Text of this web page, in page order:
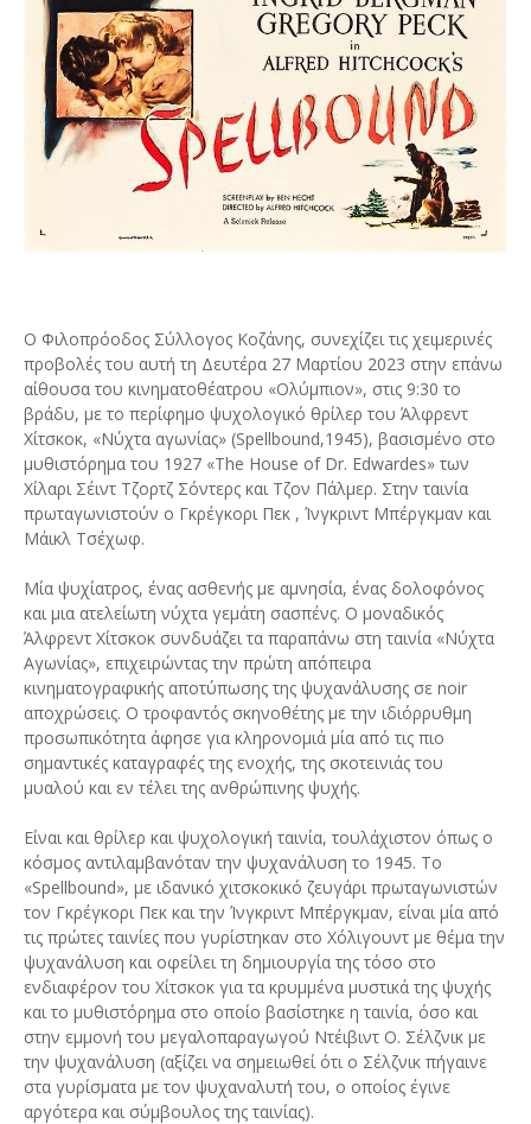
Ο Φιλοπρόοδος Σύλλογος Κοζάνης, συνεχίζει τις χειμερινές
προβολές του αυτή τη Δευτέρα 27 Μαρτίου 2023 στην επάνω
αίθουσα του κινηματοθέατρου «Ολύμπιον», στις 9:30 το
βράδυ, με το περίφημο ψυχολογικό θρίλερ του Άλφρεντ
Χίτσκοκ, « Νύχτα αγωνίας» ( Spellbound,1945), βασισμένο στο
μυθιστόρημα του 1927 «The House of Dr. Edwardes» των
Χίλαρι Σέιντ Τζορτζ Σόντερς και Τζον Πάλμερ. Στην ταινία
πρωταγωνιστούν ο Γκρέγκορι Πεκ , Ίνγκριντ Μπέργκμαν και
Μάικλ Τσέχωφ.
Μία ψυχίατρος, ένας ασθενής με αμνησία, ένας δολοφόνος
και μια ατελείωτη νύχτα γεμάτη σασπένς. Ο μοναδικός
Άλφρεντ Χίτσκοκ συνδυάζει τα παραπάνω στη ταινία «Νύχτα
Αγωνίας», επιχειρώντας την πρώτη απόπειρα
κινηματογραφικής αποτύπωσης της ψυχανάλυσης σε noir
αποχρώσεις. Ο τροφαντός σκηνοθέτης με την ιδιόρρυθμη
προσωπικότητα άφησε για κληρονομιά μία από τις πιο
σημαντικές καταγραφές της ενοχής, της σκοτεινιάς του
μυαλού και εν τέλει της ανθρώπινης ψυχής.
Είναι και θρίλερ και ψυχολογική ταινία, τουλάχιστον όπως ο
κόσμος αντιλαμβανόταν την ψυχανάλυση το 1945. Το
«Spellbound», με ιδανικό χιτσκοκικό ζευγάρι πρωταγωνιστών
τον Γκρέγκορι Πεκ και την Ίνγκριντ Μπέργκμαν, είναι μία από
τις πρώτες ταινίες που γυρίστηκαν στο Χόλιγουντ με θέμα την
ψυχανάλυση και οφείλει τη δημιουργία της τόσο στο
ενδιαφέρον του Χίτσκοκ για τα κρυμμένα μυστικά της ψυχής
και το μυθιστόρημα στο οποίο βασίστηκε η ταινία, όσο και
στην εμμονή του μεγαλοπαραγωγού Ντέιβιντ O. Σέλζνικ με
την ψυχανάλυση (αξίζει να σημειωθεί ότι ο Σέλζνικ πήγαινε
στα γυρίσματα με τον ψυχαναλυτή του, ο οποίος έγινε
αργότερα και σύμβουλος της ταινίας).